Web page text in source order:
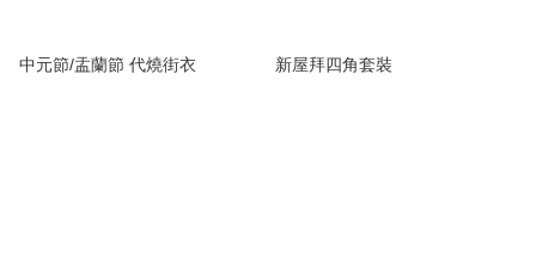
中元節/盂蘭節 代燒街衣 新屋拜四角套裝